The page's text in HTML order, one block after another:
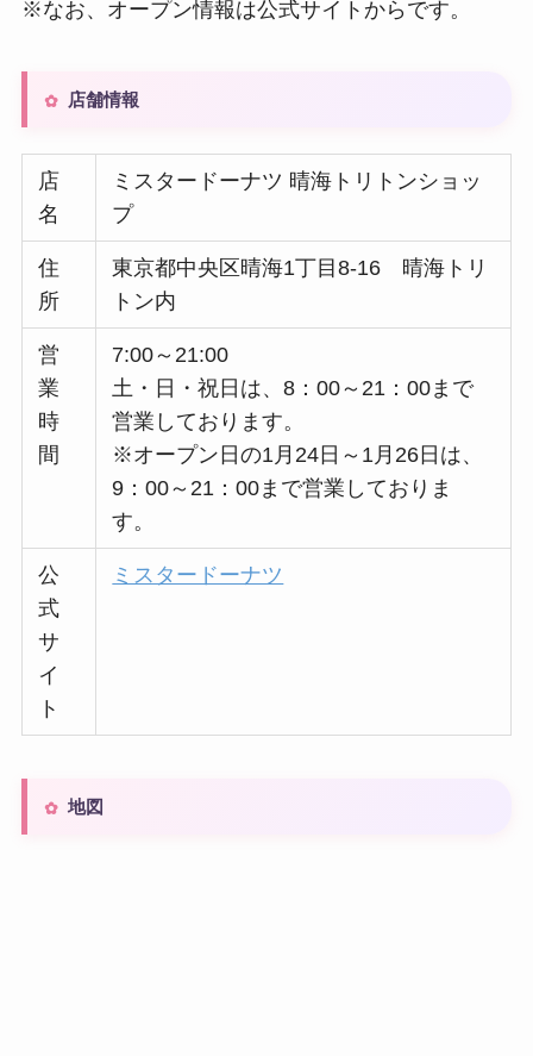
※なお、オープン情報は公式サイトからです。
店舗情報
店
名
ミスタードーナツ 晴海トリトンショッ
プ
住
所
東京都中央区晴海1丁目8-16 晴海トリ
トン内
営
業
時
間
7:00～21:00
土・日・祝日は、8：00～21：00まで
営業しております。
※オープン日の1月24日～1月26日は、
9：00～21：00まで営業しておりま
す。
公
式
サ
イ
ト
ミスタードーナツ
地図